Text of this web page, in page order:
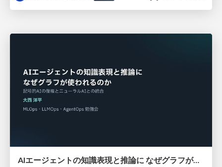
AIエージェントの知識表現と推論に なぜグラフが使われるのか - 記号的AIの復権とニューラルAIとの統合